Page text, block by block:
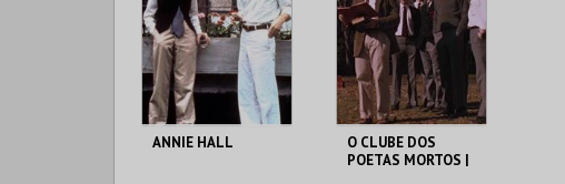
MAIS INFO
COMPRAR
MAIS INFO
COMPRAR
ANNIE HALL
O CLUBE DOS
POETAS MORTOS |